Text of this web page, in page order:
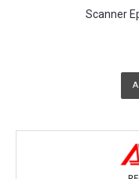
Scanner